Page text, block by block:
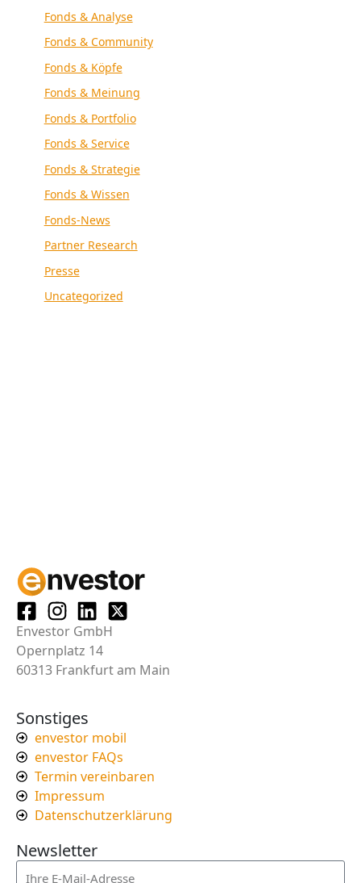
Fonds & Analyse
Fonds & Community
Fonds & Köpfe
Fonds & Meinung
Fonds & Portfolio
Fonds & Service
Fonds & Strategie
Fonds & Wissen
Fonds-News
Partner Research
Presse
Uncategorized
Envestor GmbH
Opernplatz 14
60313 Frankfurt am Main
Sonstiges
envestor mobil
envestor FAQs
Termin vereinbaren
Impressum
Datenschutzerklärung
Newsletter